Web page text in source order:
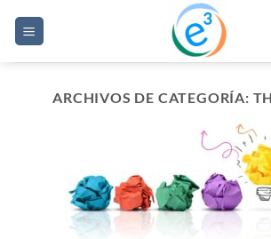
ARCHIVOS DE CATEGORÍA: